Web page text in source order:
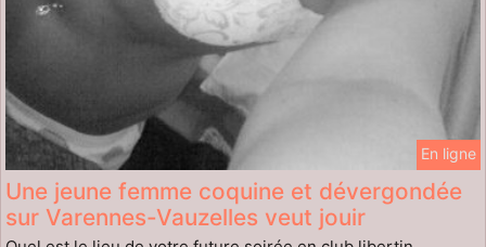
En ligne
Une jeune femme coquine et dévergondée
sur Varennes-Vauzelles veut jouir